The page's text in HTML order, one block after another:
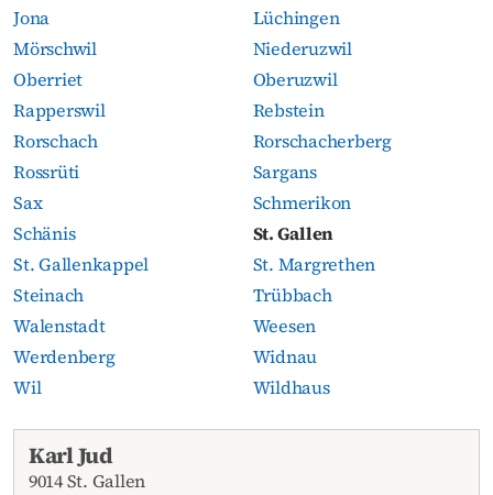
Jona
Lüchingen
Mörschwil
Niederuzwil
Oberriet
Oberuzwil
Rapperswil
Rebstein
Rorschach
Rorschacherberg
Rossrüti
Sargans
Sax
Schmerikon
Schänis
St. Gallen
St. Gallenkappel
St. Margrethen
Steinach
Trübbach
Walenstadt
Weesen
Werdenberg
Widnau
Wil
Wildhaus
Aktuelle Todesanzeigen
Karl Jud
9014 St. Gallen